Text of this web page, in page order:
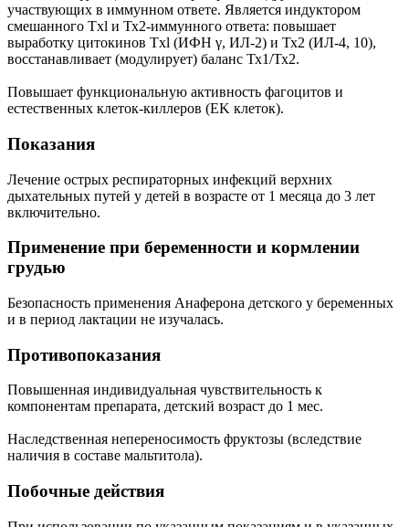
участвующих в иммунном ответе. Является индуктором
смешанного Txl и Тх2-иммунного ответа: повышает
выработку цитокинов Txl (ИФН γ, ИЛ-2) и Тх2 (ИЛ-4, 10),
восстанавливает (модулирует) баланс Тх1/Тх2.
Повышает функциональную активность фагоцитов и
естественных клеток-киллеров (ЕK клеток).
Показания
Лечение острых респираторных инфекций верхних
дыхательных путей у детей в возрасте от 1 месяца до 3 лет
включительно.
Применение при беременности и кормлении
грудью
Безопасность применения Анаферона детского у беременных
и в период лактации не изучалась.
Противопоказания
Повышенная индивидуальная чувствительность к
компонентам препарата, детский возраст до 1 мес.
Наследственная непереносимость фруктозы (вследствие
наличия в составе мальтитола).
Побочные действия